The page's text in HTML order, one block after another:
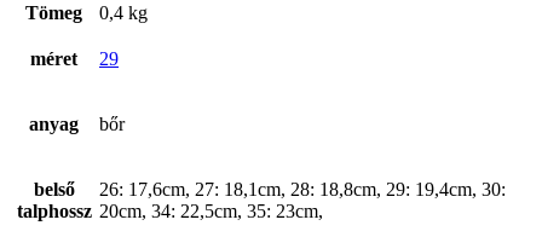
Tömeg 0,4 kg
méret 29
anyag bőr
belső
talphossz
26: 17,6cm, 27: 18,1cm, 28: 18,8cm, 29: 19,4cm, 30:
20cm, 34: 22,5cm, 35: 23cm,